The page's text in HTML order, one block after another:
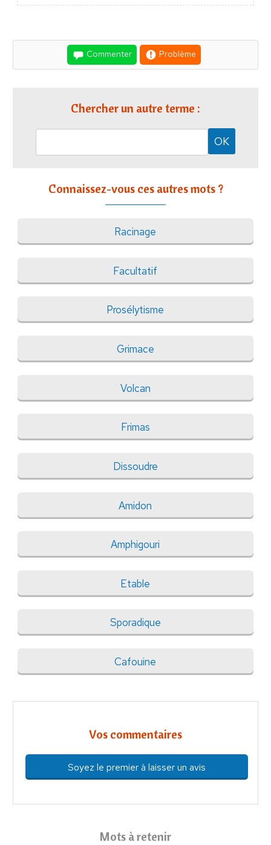
Commenter Problème
Chercher un autre terme :
Connaissez-vous ces autres mots ?
Racinage
Facultatif
Prosélytisme
Grimace
Volcan
Frimas
Dissoudre
Amidon
Amphigouri
Etable
Sporadique
Cafouine
Vos commentaires
Soyez le premier à laisser un avis
Mots à retenir